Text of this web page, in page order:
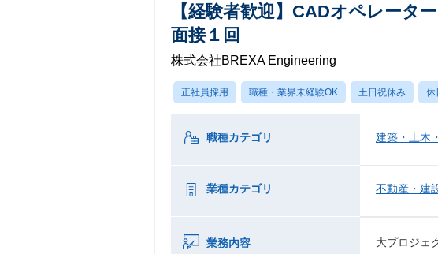
【経験者歓迎】CADオペレータ
面接１回
株式会社BREXA Engineering
正社員採用 職種・業界未経験OK 土日祝休み 休
職種カテゴリ 建築・土木
業種カテゴリ 不動産・建
業務内容
大プロジェ